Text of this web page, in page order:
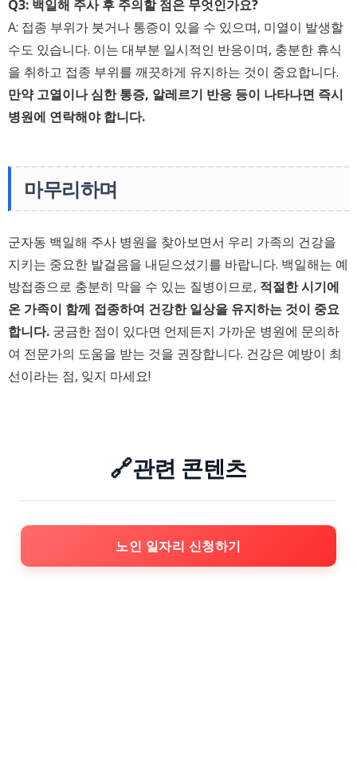
Q3: 백일해 주사 후 주의할 점은 무엇인가요?
A: 접종 부위가 붓거나 통증이 있을 수 있으며, 미열이 발생할
수도 있습니다. 이는 대부분 일시적인 반응이며, 충분한 휴식
을 취하고 접종 부위를 깨끗하게 유지하는 것이 중요합니다.
만약 고열이나 심한 통증, 알레르기 반응 등이 나타나면 즉시
병원에 연락해야 합니다.
마무리하며
군자동 백일해 주사 병원을 찾아보면서 우리 가족의 건강을
지키는 중요한 발걸음을 내딛으셨기를 바랍니다. 백일해는 예
방접종으로 충분히 막을 수 있는 질병이므로, 적절한 시기에
온 가족이 함께 접종하여 건강한 일상을 유지하는 것이 중요
합니다. 궁금한 점이 있다면 언제든지 가까운 병원에 문의하
여 전문가의 도움을 받는 것을 권장합니다. 건강은 예방이 최
선이라는 점, 잊지 마세요!
🔗관련 콘텐츠
노인 일자리 신청하기